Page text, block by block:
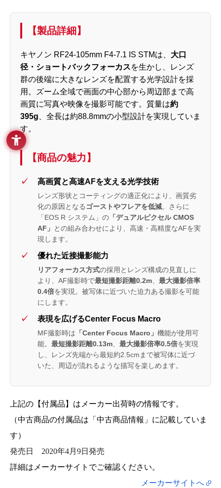
【製品詳細】
キヤノン RF24-105mm F4-7.1 IS STMは、 大口
径・ショートバックフォーカスを生かし、レンズ
群の後端に大きなレンズを配置する光学設計を採
用。ズーム全域で画面の中心部から周辺部まで高
画質に写真や映像を撮影可能です。質量は約
395g 、全長は約88.8mmの小型設計を実現していま
す。
【商品の魅力】
高画質と高速AFを支える光学技術
レンズ形状とコーティングの適正化により、画質劣
化の原因となる ゴーストやフレアを低減。さらに
「EOS R システム」の 「デュアルピクセル CMOS
AF」 との組み合わせにより、高速・高精度なAFを実
現します。
優れた近接撮影能力
リアフォーカス方式の採用とレンズ構成の見直しに
より、AF撮影時で最短撮影距離0.2m、 最大撮影倍率
0.4倍を実現。被写体に近づいた迫力ある撮影を可能
にします。
表現を広げるCenter Focus Macro
MF撮影時は 「Center Focus Macro」 機能が使用可
能。 最短撮影距離0.13m、 最大撮影倍率0.5倍を実現
し、レンズ先端から最短約2.5cmまで被写体に近づ
いた、周辺が流れるような描写を楽しめます。
上記の【付属品】はメーカー出荷時の情報です。
（中古商品の付属品は「中古商品情報」に記載していま
す）
発売日
2020年4月9日発売
詳細はメーカーサイトでご確認ください。
メーカーサイトへ